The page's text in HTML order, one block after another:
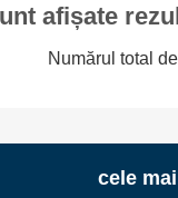
afișate
Numărul total
cele